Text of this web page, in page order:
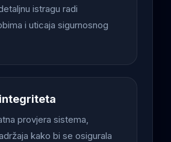
istragu radi
i uticaja sigurnosnog
provjera sistema,
kako bi se osigurala